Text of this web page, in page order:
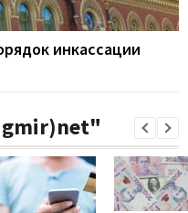
инкассации